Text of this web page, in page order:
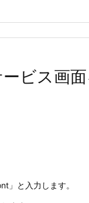
ビス画
」と入力します。